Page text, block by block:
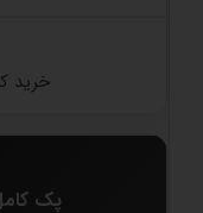
خرید
پک